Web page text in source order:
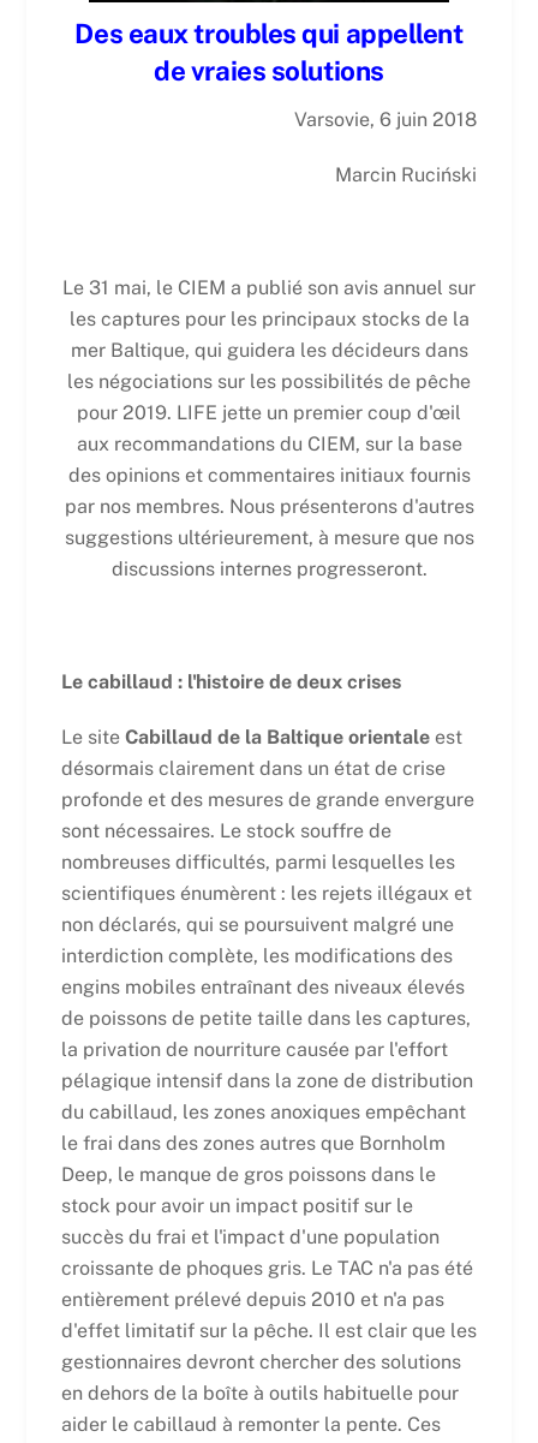
Des eaux troubles qui appellent
de vraies solutions
Varsovie, 6 juin 2018
Marcin Ruciński
Le 31 mai, le CIEM a publié son avis annuel sur
les captures pour les principaux stocks de la
mer Baltique, qui guidera les décideurs dans
les négociations sur les possibilités de pêche
pour 2019. LIFE jette un premier coup d'œil
aux recommandations du CIEM, sur la base
des opinions et commentaires initiaux fournis
par nos membres. Nous présenterons d'autres
suggestions ultérieurement, à mesure que nos
discussions internes progresseront.
Le cabillaud : l'histoire de deux crises
Le site Cabillaud de la Baltique orientaleest
désormais clairement dans un état de crise
profonde et des mesures de grande envergure
sont nécessaires. Le stock souffre de
nombreuses difficultés, parmi lesquelles les
scientifiques énumèrent : les rejets illégaux et
non déclarés, qui se poursuivent malgré une
interdiction complète, les modifications des
engins mobiles entraînant des niveaux élevés
de poissons de petite taille dans les captures,
la privation de nourriture causée par l'effort
pélagique intensif dans la zone de distribution
du cabillaud, les zones anoxiques empêchant
le frai dans des zones autres que Bornholm
Deep, le manque de gros poissons dans le
stock pour avoir un impact positif sur le
succès du frai et l'impact d'une population
croissante de phoques gris. Le TAC n'a pas été
entièrement prélevé depuis 2010 et n'a pas
d'effet limitatif sur la pêche. Il est clair que les
gestionnaires devront chercher des solutions
en dehors de la boîte à outils habituelle pour
aider le cabillaud à remonter la pente. Ces